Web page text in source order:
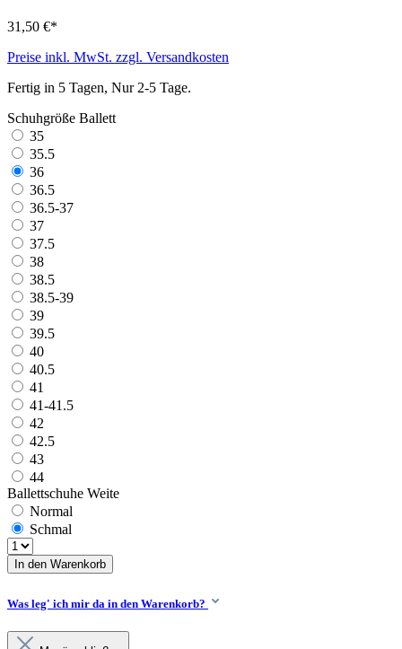
31,50 €*
Preise inkl. MwSt. zzgl. Versandkosten
Fertig in 5 Tagen, Nur 2-5 Tage.
Schuhgröße Ballett
35
35.5
36
36.5
36.5-37
37
37.5
38
38.5
38.5-39
39
39.5
40
40.5
41
41-41.5
42
42.5
43
44
Ballettschuhe Weite
Normal
Schmal
In den Warenkorb
Was leg' ich mir da in den Warenkorb?